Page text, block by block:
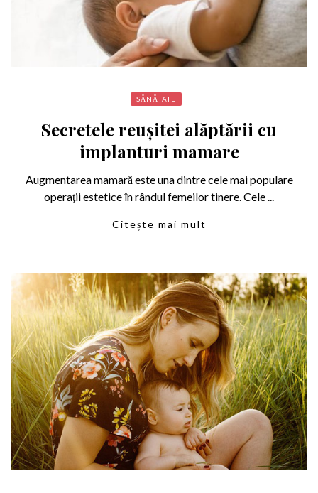
SĂNĂTATE
Secretele reuşitei alăptării cu
implanturi mamare
Augmentarea mamară este una dintre cele mai populare
operaţii estetice în rândul femeilor tinere. Cele ...
Citește mai mult